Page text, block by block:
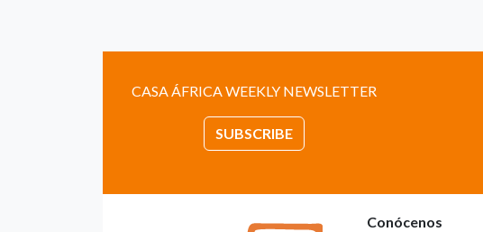
CASA ÁFRICA WEEKLY NEWSLETTER
SUBSCRIBE
Conócenos